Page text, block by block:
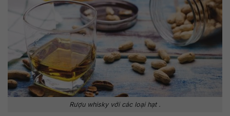
Rượu whisky với các loại hạt .